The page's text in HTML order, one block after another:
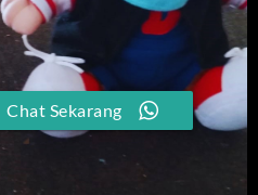
Chat Sekarang